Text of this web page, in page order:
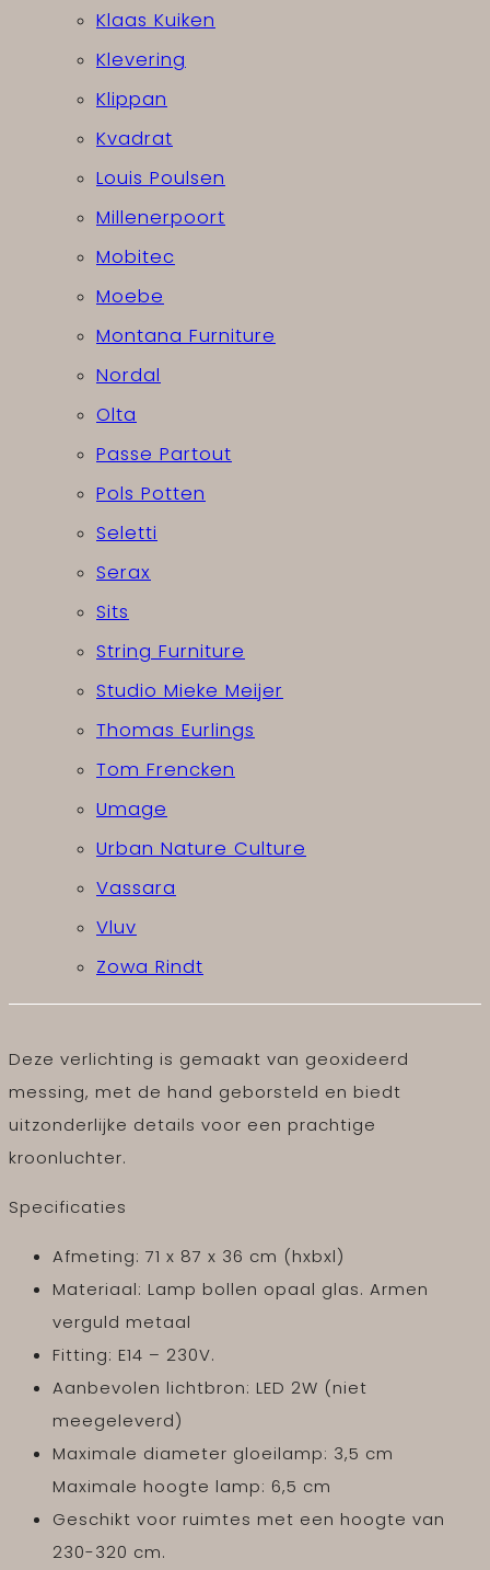
Klaas Kuiken
Klevering
Klippan
Kvadrat
Louis Poulsen
Millenerpoort
Mobitec
Moebe
Montana Furniture
Nordal
Olta
Passe Partout
Pols Potten
Seletti
Serax
Sits
String Furniture
Studio Mieke Meijer
Thomas Eurlings
Tom Frencken
Umage
Urban Nature Culture
Vassara
Vluv
Zowa Rindt
Deze verlichting is gemaakt van geoxideerd
messing, met de hand geborsteld en biedt
uitzonderlijke details voor een prachtige
kroonluchter.
Specificaties
Afmeting: 71 x 87 x 36 cm (hxbxl)
Materiaal: Lamp bollen opaal glas. Armen
verguld metaal
Fitting: E14 – 230V.
Aanbevolen lichtbron: LED 2W (niet
meegeleverd)
Maximale diameter gloeilamp: 3,5 cm
Maximale hoogte lamp: 6,5 cm
Geschikt voor ruimtes met een hoogte van
230-320 cm.